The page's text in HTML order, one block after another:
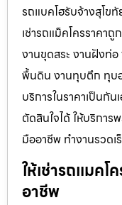
รถแบคโฮรับจ้างสุโขทั
เช่ารถแม็คโครราคา
งานขุดสระ งานฝังท่
พื้นดิน งานทุบตึก ทุบ
บริการในราคาเป็นกั
ตัดสินใจได้ ให้บริกา
มืออาชีพ ทำงานรวด
ให้เช่ารถแมค
อาชีพ